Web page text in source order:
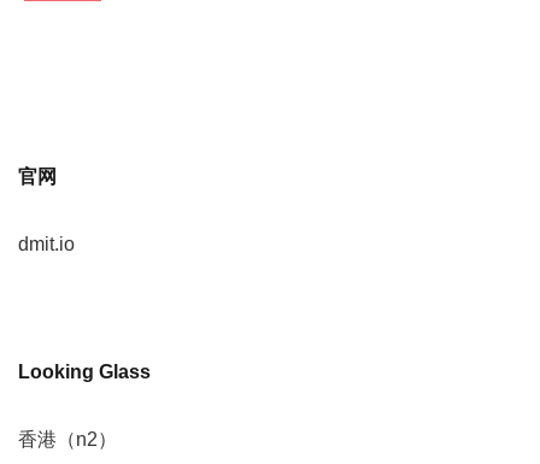
官网
dmit.io
Looking Glass
香港（n2）